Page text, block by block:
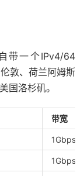
带一个IPv4/64
敦、荷兰阿姆斯
国洛杉矶。
带宽